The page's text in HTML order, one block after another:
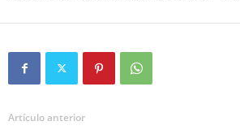
Artículo anterior